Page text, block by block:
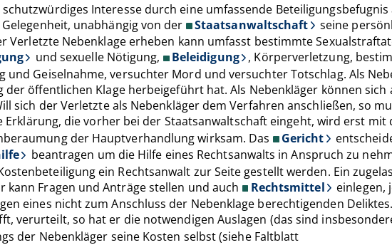
Interesse durch eine umfassende Beteiligungsbefugnis
unabhängig von der
Staatsanwaltschaft
seine
Nebenklage erheben kann umfasst bestimmte
und sexuelle Nötigung, Beleidigung , Körperverletzung,
Geiselnahme, versuchter Mord und versuchter Totschlag. Als
öffentlichen Klage herbeigeführt hat. Als Nebenkläger können sich
sich der Verletzte als Nebenkläger dem Verfahren anschließen, so
die vorher bei der Staatsanwaltschaft eingeht, wird erst mit
der Hauptverhandlung wirksam. Das
Gericht
beantragen um die Hilfe eines Rechtsanwalts in Anspruch zu
ein Rechtsanwalt zur Seite gestellt werden. Ein
Fragen und Anträge stellen und auch
Rechtsmittel
einlegen,
eines nicht zum Anschluss der Nebenklage berechtigenden
verurteilt, so hat er die notwendigen Auslagen (das sind
der Nebenkläger seine Kosten selbst (siehe Faltblatt